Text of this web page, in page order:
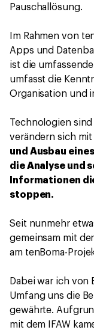
Pauschallösung.
Im Rahmen von
Apps und
ist die
umfasst die
Organisation und
Technologien
verändern sich mit
und Ausbau
die Analyse und
Informationen
stoppen.
Seit nunmehr
gemeinsam mit
am tenBoma-
Dabei war ich
Umfang uns die
gewährte.
mit dem IFAW